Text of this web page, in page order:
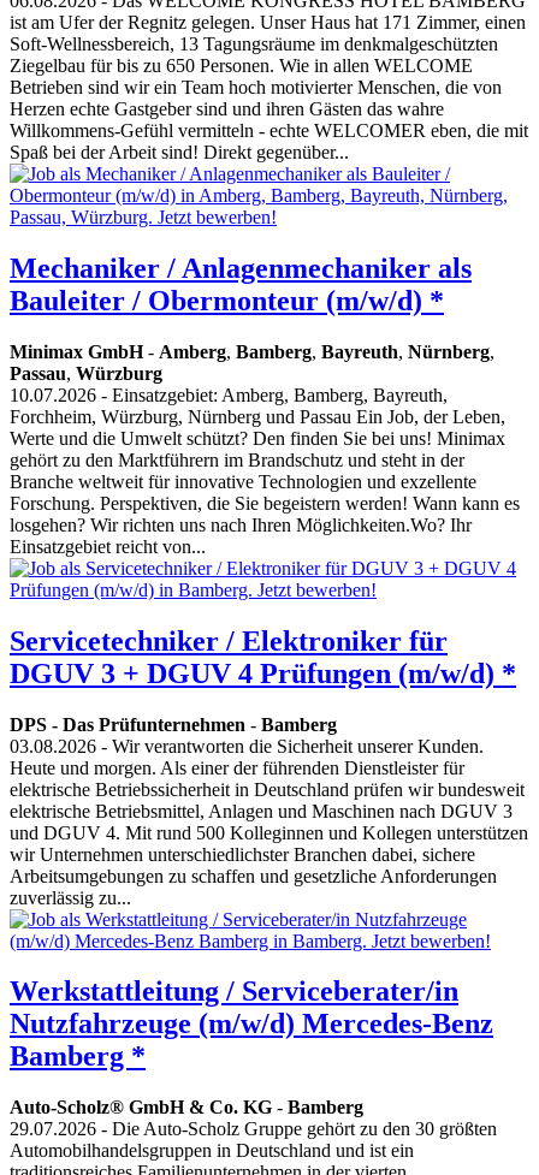
ist am Ufer der Regnitz gelegen. Unser Haus hat 171 Zimmer, einen
Soft-Wellnessbereich, 13 Tagungsräume im denkmalgeschützten
Ziegelbau für bis zu 650 Personen. Wie in allen WELCOME
Betrieben sind wir ein Team hoch motivierter Menschen, die von
Herzen echte Gastgeber sind und ihren Gästen das wahre
Willkommens-Gefühl vermitteln - echte WELCOMER eben, die mit
Spaß bei der Arbeit sind! Direkt gegenüber...
Mechaniker / Anlagenmechaniker als
Bauleiter / Obermonteur (m/w/d) *
Minimax GmbH- Amberg, Bamberg, Bayreuth, Nürnberg,
Passau, Würzburg
10.07.2026 - Einsatzgebiet: Amberg, Bamberg, Bayreuth,
Forchheim, Würzburg, Nürnberg und Passau Ein Job, der Leben,
Werte und die Umwelt schützt? Den finden Sie bei uns! Minimax
gehört zu den Marktführern im Brandschutz und steht in der
Branche weltweit für innovative Technologien und exzellente
Forschung. Perspektiven, die Sie begeistern werden! Wann kann es
losgehen? Wir richten uns nach Ihren Möglichkeiten.Wo? Ihr
Einsatzgebiet reicht von...
Servicetechniker / Elektroniker für
DGUV 3 + DGUV 4 Prüfungen (m/w/d) *
DPS - Das Prüfunternehmen - Bamberg
03.08.2026 - Wir verantworten die Sicherheit unserer Kunden.
Heute und morgen. Als einer der führenden Dienstleister für
elektrische Betriebssicherheit in Deutschland prüfen wir bundesweit
elektrische Betriebsmittel, Anlagen und Maschinen nach DGUV 3
und DGUV 4. Mit rund 500 Kolleginnen und Kollegen unterstützen
wir Unternehmen unterschiedlichster Branchen dabei, sichere
Arbeitsumgebungen zu schaffen und gesetzliche Anforderungen
zuverlässig zu...
Werkstattleitung / Serviceberater/in
Nutzfahrzeuge (m/w/d) Mercedes-Benz
Bamberg *
Auto-Scholz® GmbH & Co. KG - Bamberg
29.07.2026 - Die Auto-Scholz Gruppe gehört zu den 30 größten
Automobilhandelsgruppen in Deutschland und ist ein